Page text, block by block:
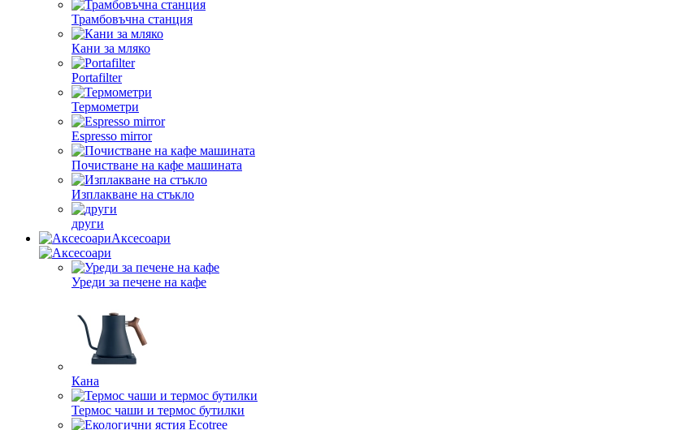
Трамбовъчна станция
Кани за мляко
Portafilter
Термометри
Espresso mirror
Почистване на кафе машината
Изплакване на стъкло
други
Аксесоари
Уреди за печене на кафе
Кана
Термос чаши и термос бутилки